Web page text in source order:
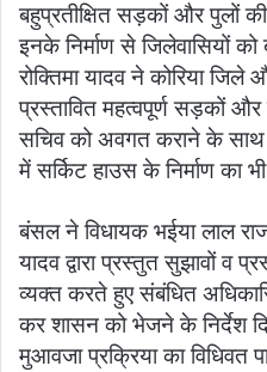
बहुप्रतीक्षित सड़कों और पुलों
इनके निर्माण से जिलेवासियों
रोक्तिमा यादव ने कोरिया जिले
प्रस्तावित महत्वपूर्ण सड़कों और
सचिव को अवगत कराने के
में सर्किट हाउस के निर्माण का
बंसल ने विधायक भईया लाल
यादव द्वारा प्रस्तुत सुझावों व
व्यक्त करते हुए संबंधित
कर शासन को भेजने के निर्देश
मुआवजा प्रक्रिया का विधिवत